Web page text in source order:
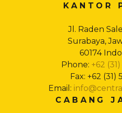
KANTOR
Jl. Raden
Surabaya,
60174
Phone: +62
Fax: +62 (31)
Email:
CABANG